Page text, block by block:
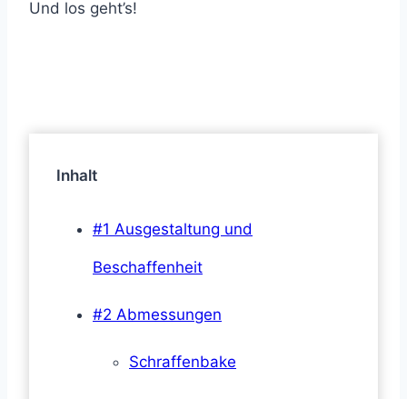
Und los geht’s!
Inhalt
#1 Ausgestaltung und
Beschaffenheit
#2 Abmessungen
Schraffenbake